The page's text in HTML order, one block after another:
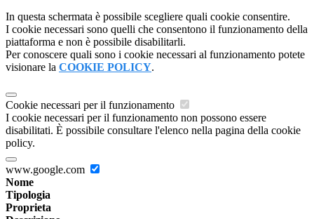
In questa schermata è possibile scegliere quali cookie consentire.
I cookie necessari sono quelli che consentono il funzionamento della
piattaforma e non è possibile disabilitarli.
Per conoscere quali sono i cookie necessari al funzionamento potete
visionare la COOKIE POLICY.
Cookie necessari per il funzionamento
I cookie necessari per il funzionamento non possono essere
disabilitati. È possibile consultare l'elenco nella pagina della cookie
policy.
www.google.com
Nome
Tipologia
Proprieta